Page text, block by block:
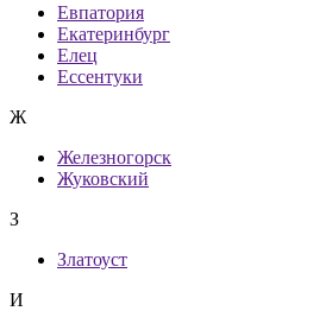
Евпатория
Екатеринбург
Елец
Ессентуки
Ж
Железногорск
Жуковский
З
Златоуст
И